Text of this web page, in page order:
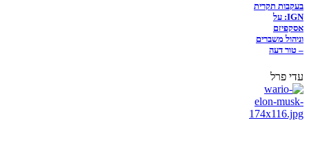
בעקבות תקרית
IGN: על
אסקפיזם
וניהול משברים
– טור דעה
עדי פרל